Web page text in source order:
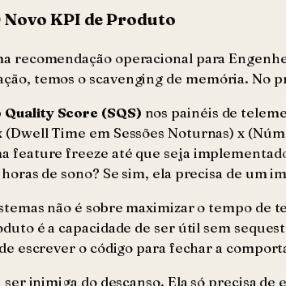
KPI de Produto
recomendação operacional para
temos oscavenging de memória. No
Quality Score (SQS) nos painéis de
Time em Sessões Noturnas) x
feature freeze até que seja
de sono? Se sim, ela precisa de um
não é sobre maximizar o tempo de
é a capacidade de ser útil sem
escrever o código para fechar a
inimiga do descanso. Ela só precisa